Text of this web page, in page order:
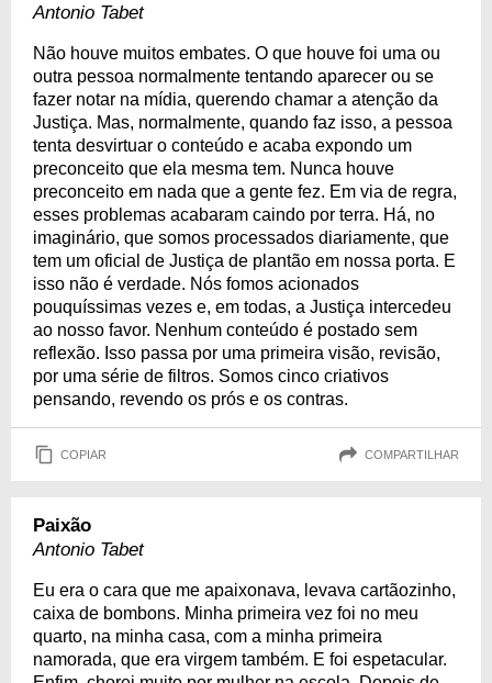
Antonio Tabet
Não houve muitos embates. O que houve foi uma ou
outra pessoa normalmente tentando aparecer ou se
fazer notar na mídia, querendo chamar a atenção da
Justiça. Mas, normalmente, quando faz isso, a pessoa
tenta desvirtuar o conteúdo e acaba expondo um
preconceito que ela mesma tem. Nunca houve
preconceito em nada que a gente fez. Em via de regra,
esses problemas acabaram caindo por terra. Há, no
imaginário, que somos processados diariamente, que
tem um oficial de Justiça de plantão em nossa porta. E
isso não é verdade. Nós fomos acionados
pouquíssimas vezes e, em todas, a Justiça intercedeu
ao nosso favor. Nenhum conteúdo é postado sem
reflexão. Isso passa por uma primeira visão, revisão,
por uma série de filtros. Somos cinco criativos
pensando, revendo os prós e os contras.
COPIAR COMPARTILHAR
Paixão
Antonio Tabet
Eu era o cara que me apaixonava, levava cartãozinho,
caixa de bombons. Minha primeira vez foi no meu
quarto, na minha casa, com a minha primeira
namorada, que era virgem também. E foi espetacular.